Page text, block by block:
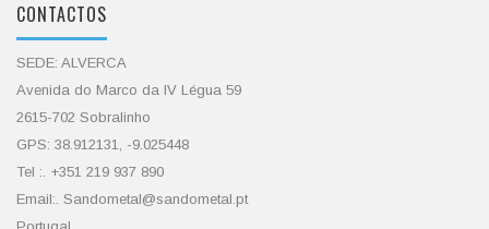
CONTACTOS
SEDE: ALVERCA
Avenida do Marco da IV Légua 59
2615-702 Sobralinho
GPS: 38.912131, -9.025448
Tel :. +351 219 937 890
Email:. Sandometal@sandometal.pt